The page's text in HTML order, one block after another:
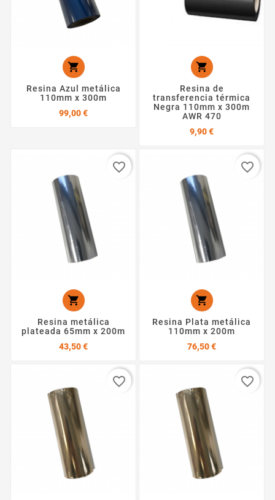

Resina Azul metálica
110mm x 300m
99,00 €Precio

Resina de
transferencia térmica
Negra 110mm x 300m
AWR 470
9,90 €Precio

Resina metálica
plateada 65mm x 200m
43,50 €Precio
favorite_border

Resina Plata metálica
110mm x 200m
76,50 €Precio
favorite_border
favorite_border favorite_border